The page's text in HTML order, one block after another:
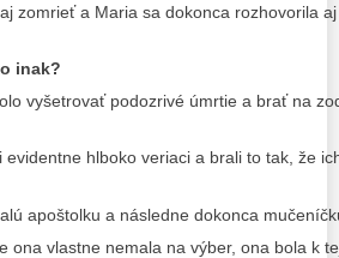
zomrieť a Maria sa dokonca rozhovorila
inak?
vyšetrovať podozrivé úmrtie a brať na
evidentne hlboko veriaci a brali to tak, že
apoštolku a následne dokonca
ona vlastne nemala na výber, ona bola k